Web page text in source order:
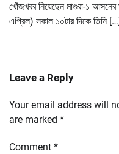
খোঁজখবর নিয়েছেন মাগুরা-১
এপ্রিল) সকাল ১০টার দিকে তিনি […]
Leave a Reply
Your email address will
are marked *
Comment *